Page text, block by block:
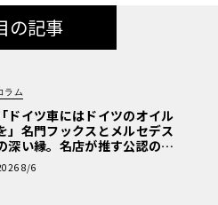
の記事
ラム
「ドイツ車にはドイツのオイル
」名門フックスとメルセデス
深い縁。名店が推す公認の安
と、Cクラスで味わうシルキー
走り〈PR〉
8/6